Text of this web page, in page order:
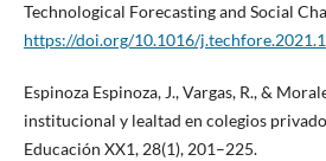
Technological Forecasting and Social
https://doi.org/10.1016/
Espinoza Espinoza, J., Vargas, R., &
institucional y lealtad en colegios
Educación XX1, 28(1), 201–225.